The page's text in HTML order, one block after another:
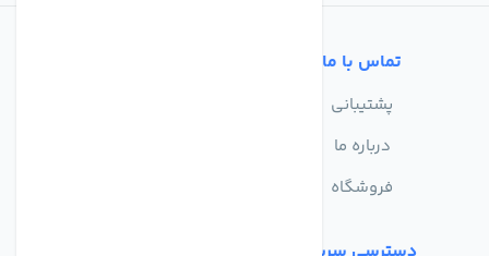
تماس با ما
پشتیبانی
درباره ما
فروشگاه